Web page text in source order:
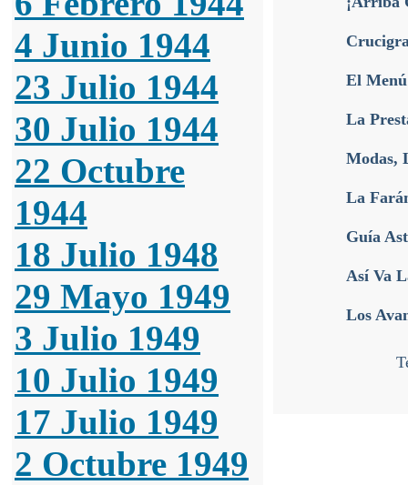
4 Junio 1944
23 Julio 1944
30 Julio 1944
22 Octubre
1944
18 Julio 1948
29 Mayo 1949
3 Julio 1949
10 Julio 1949
17 Julio 1949
2 Octubre 1949
El
La
Modas,
La
Guía
Así Va
Los